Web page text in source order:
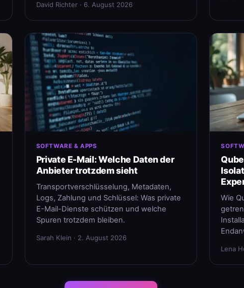
David Richter · 6. August 2026
SOFTWARE & APPS
Private E-Mail: Welche Daten der
Anbieter trotzdem sieht
Transportverschlüsselung, Metadaten,
Logs, Zahlung und Schlüssel: Was private
E-Mail-Dienste schützen und welche
Spuren trotzdem bleiben.
Sarah Klein · 2. August 2026
Wie
Lena